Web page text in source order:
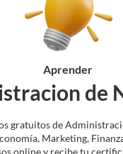
Aprender
de
gratuitos de
Marketing,
online y recibe tu